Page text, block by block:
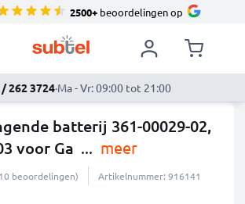
2500+beoordelingen op
262 3724·Ma - Vr: 09:00 tot 21:00
batterij 361-00029-02,
voor Ga ... meer
beoordelingen) Artikelnummer: 916141